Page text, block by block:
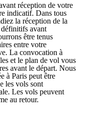
réception de votre
indicatif. Dans tous
la réception de la
avant
être tenus
entre votre
La convocation à
et le plan de vol vous
avant le départ. Nous
à Paris peut être
les vols sont
Les vols peuvent
au retour.